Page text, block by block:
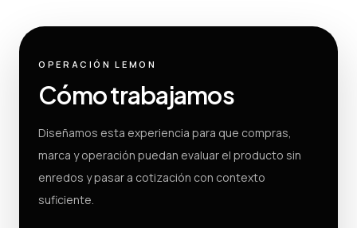
OPERACIÓN LEMON
Cómo trabajamos
Diseñamos esta experiencia para que compras,
marca y operación puedan evaluar el producto sin
enredos y pasar a cotización con contexto
suficiente.